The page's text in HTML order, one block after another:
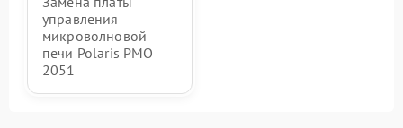
управления
микроволновой
печи Polaris PMO
2051